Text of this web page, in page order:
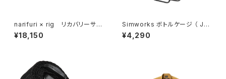
narifuri × rig リカバリーサン
ダル （ NFRG-01 / COYOTE
）
¥18,150
Simworks ボトルケージ （ Jo
hn Cage ）
¥4,290